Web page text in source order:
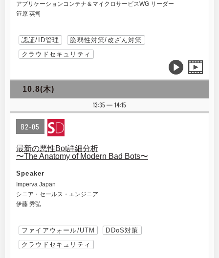
アプリケーションコンテナ＆マイクロサービスWG リーダー
笹原 英司
認証/ID管理
脆弱性対策/改ざん対策
クラウドセキュリティ
10.8(木)
13:35
| 14:15
B2-05
最新の悪性Bot詳細分析
〜The Anatomy of Modern Bad Bots〜
Speaker
Imperva Japan
シニア・セールス・エンジニア
伊藤 秀弘
ファイアウォール/UTM
DDoS対策
クラウドセキュリティ